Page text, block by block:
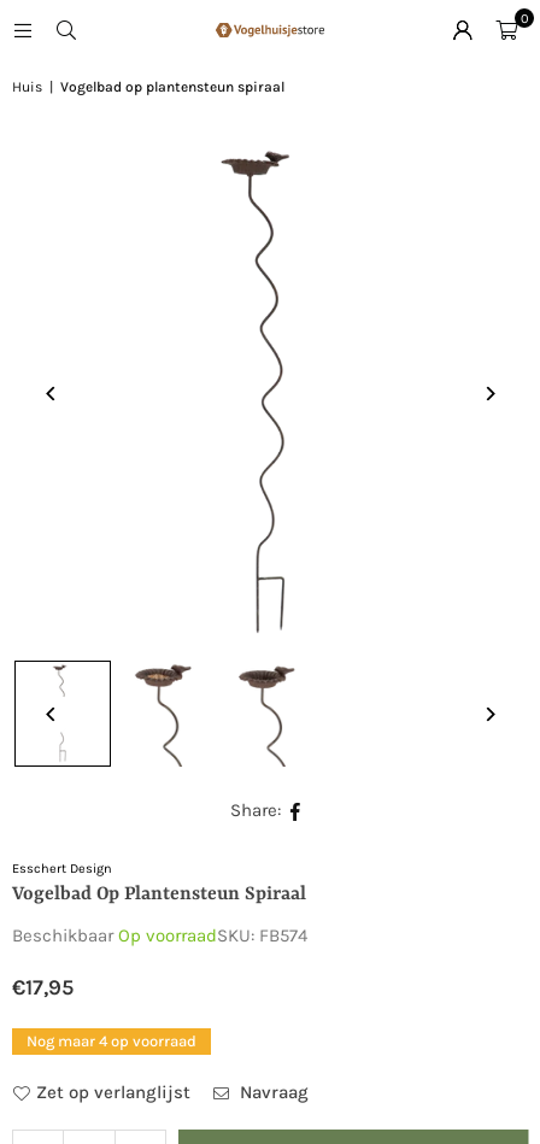
0
Huis Vogelbad op plantensteun spiraal
Share:
Esschert Design
Vogelbad Op Plantensteun Spiraal
BeschikbaarOp voorraadSKU: FB574
Normale
prijs
€17,95
Nog maar 4 op voorraad
Zet op verlanglijst Navraag